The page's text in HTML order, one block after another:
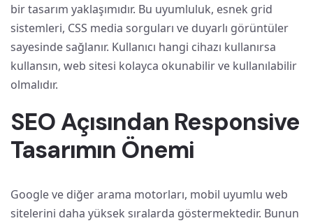
bir tasarım yaklaşımıdır. Bu uyumluluk, esnek grid
sistemleri, CSS media sorguları ve duyarlı görüntüler
sayesinde sağlanır. Kullanıcı hangi cihazı kullanırsa
kullansın, web sitesi kolayca okunabilir ve kullanılabilir
olmalıdır.
SEO Açısından Responsive
Tasarımın Önemi
Google ve diğer arama motorları, mobil uyumlu web
sitelerini daha yüksek sıralarda göstermektedir. Bunun